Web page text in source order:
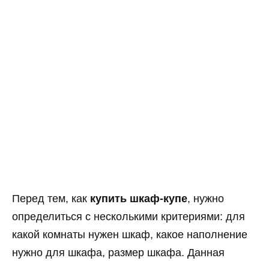
Перед тем, как купить шкаф-купе, нужно
определиться с несколькими критериями: для
какой комнаты нужен шкаф, какое наполнение
нужно для шкафа, размер шкафа. Данная